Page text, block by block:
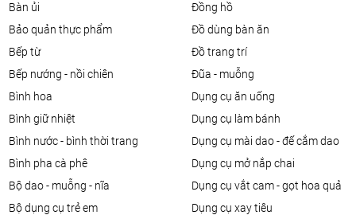
bàn ủi
bảo quản thực phẩm
bếp từ
bếp nướng - nồi chiên
bình hoa
bình giữ nhiệt
bình nước - bình thời trang
bình pha cà phê
bộ dao - muỗng - nĩa
bộ dụng cụ trẻ em
đồng hồ
đồ dùng bàn ăn
đồ trang trí
đũa - muỗng
dụng cụ ăn uống
dụng cụ làm bánh
dụng cụ mài dao - đế cắm dao
dụng cụ mở nắp chai
dụng cụ vắt cam - gọt hoa quả
dụng cụ xay tiêu